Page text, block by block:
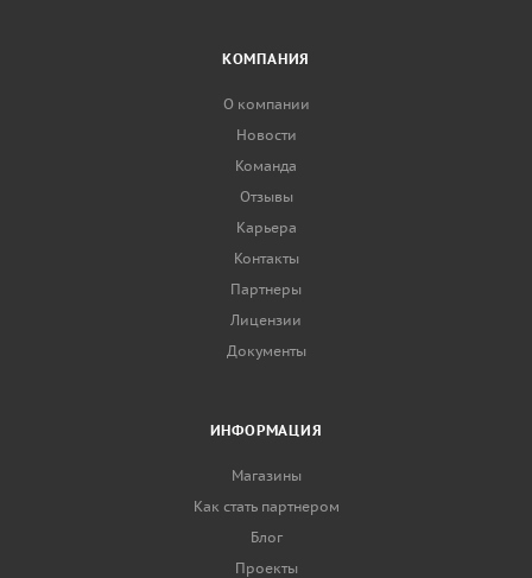
КОМПАНИЯ
О компании
Новости
Команда
Отзывы
Карьера
Контакты
Партнеры
Лицензии
Документы
ИНФОРМАЦИЯ
Магазины
Как стать партнером
Блог
Проекты